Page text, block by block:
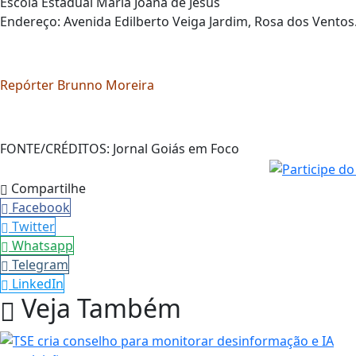
Endereço: Avenida Edilberto Veiga Jardim, Rosa dos
Repórter Brunno Moreira
FONTE/CRÉDITOS: Jornal Goiás em Foco
Compartilhe
Facebook
Twitter
Whatsapp
Telegram
LinkedIn
Veja Também